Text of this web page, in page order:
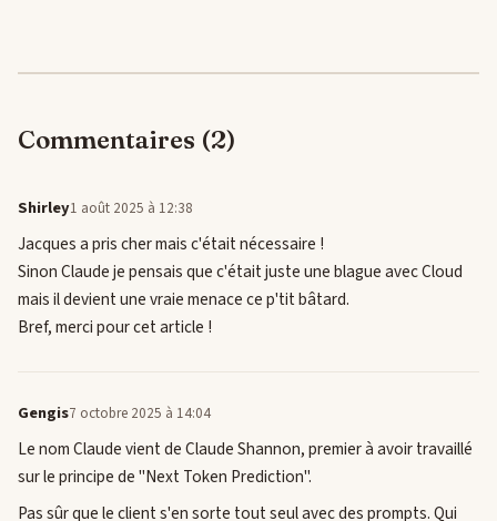
Commentaires (2)
Shirley1 août 2025 à 12:38
Jacques a pris cher mais c'était nécessaire !
Sinon Claude je pensais que c'était juste une blague avec Cloud
mais il devient une vraie menace ce p'tit bâtard.
Bref, merci pour cet article !
Gengis7 octobre 2025 à 14:04
Le nom Claude vient de Claude Shannon, premier à avoir travaillé
sur le principe de "Next Token Prediction".
Pas sûr que le client s'en sorte tout seul avec des prompts. Qui